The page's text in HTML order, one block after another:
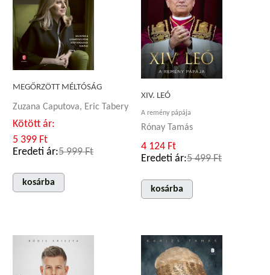
MEGŐRZÖTT MÉLTÓSÁG
Zuzana Caputova, Eric Tabery
Kötött ár:
5 399 Ft
Eredeti ár:5 999 Ft
kosárba
XIV. LEÓ
A remény pápája
Rónay Tamás
4 124 Ft
Eredeti ár:5 499 Ft
kosárba